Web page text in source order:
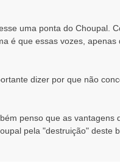
uma ponta do Choupal.
é que essas vozes, apenas
dizer por que não
penso que as vantagens
pela "destruição" deste